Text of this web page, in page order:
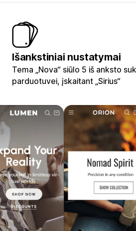
Išankstiniai nustatymai
Tema „Nova“ siūlo 5 iš anksto
parduotuvei, įskaitant „Sirius“